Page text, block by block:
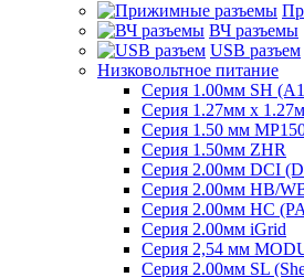
ВЧ разъемы
USB разъем
Низковольтное питание
Серия 1.00мм SH
Серия 1.27мм x
Серия 1.50 мм
Серия 1.50мм ZHR
Серия 2.00мм DCI
Серия 2.00мм HB/
Серия 2.00мм HC
Серия 2.00мм iGrid
Серия 2,54 мм
Серия 2.00мм SL